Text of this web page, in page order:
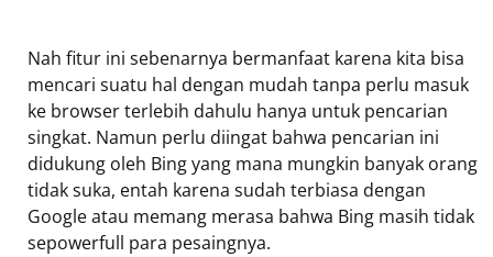
Nah fitur ini sebenarnya bermanfaat karena kita bisa
mencari suatu hal dengan mudah tanpa perlu masuk
ke browser terlebih dahulu hanya untuk pencarian
singkat. Namun perlu diingat bahwa pencarian ini
didukung oleh Bing yang mana mungkin banyak orang
tidak suka, entah karena sudah terbiasa dengan
Google atau memang merasa bahwa Bing masih tidak
sepowerfull para pesaingnya.